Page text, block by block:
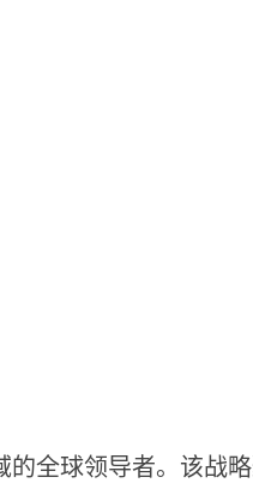
全球领导者。该战